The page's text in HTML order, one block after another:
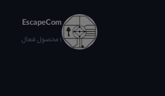
EscapeCom
1 محصول فعال